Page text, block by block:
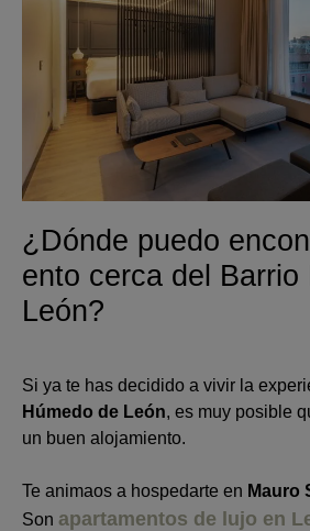
¿Dónde puedo
ento cerca del Barrio
León?
Si ya te has decidido a vivir la
Húmedo de León, es muy posible
un buen alojamiento.
Te animaos a hospedarte en Mauro
Son apartamentos de lujo en